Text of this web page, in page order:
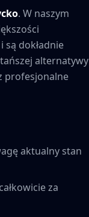
. W naszym
dokładnie
alternatywy
profesjonalne
aktualny stan
całkowicie za